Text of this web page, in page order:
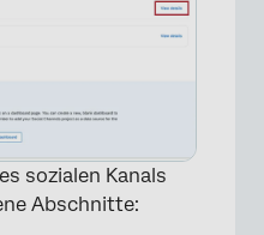
sozialen Kanals
Abschnitte: